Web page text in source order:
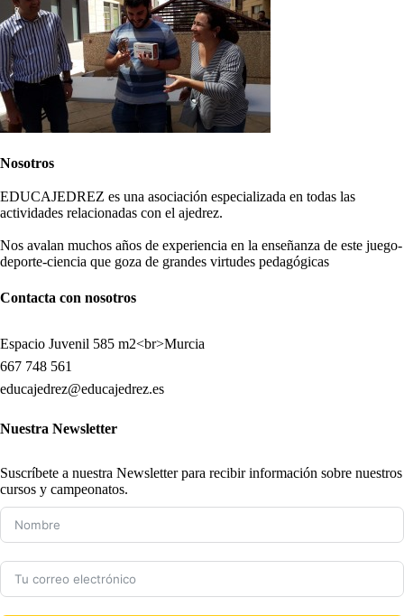
Nosotros
EDUCAJEDREZ es una asociación especializada en todas las
actividades relacionadas con el ajedrez.
Nos avalan muchos años de experiencia en la enseñanza de este juego-
deporte-ciencia que goza de grandes virtudes pedagógicas
Contacta con nosotros
Espacio Juvenil 585 m2<br>Murcia
667 748 561
educajedrez@educajedrez.es
Nuestra Newsletter
Suscríbete a nuestra Newsletter para recibir información sobre nuestros
cursos y campeonatos.